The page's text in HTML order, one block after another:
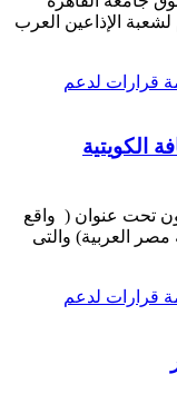
لشعبة الإذاعين العرب
الكويتية
تحت عنوان ( واقع
مصر العربية) والتى